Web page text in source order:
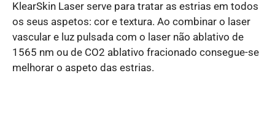
KlearSkin Laser serve para tratar as estrias em todos
os seus aspetos: cor e textura. Ao combinar o laser
vascular e luz pulsada com o laser não ablativo de
1565 nm ou de CO2 ablativo fracionado consegue-se
melhorar o aspeto das estrias.